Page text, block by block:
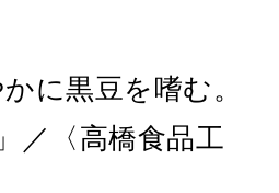
に黒豆を嗜む。
／〈高橋食品工